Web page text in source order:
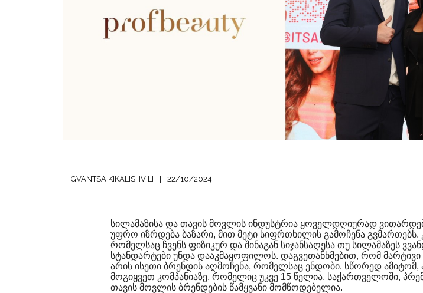
GVANTSA KIKALISHVILI 22/10/2024
სილამაზისა და თავის მოვლის ინდუსტრია ყოველდღიურად
უფრო იზრდება ბაზარი, მით მეტი სიფრთხილის გამოჩენა გვმართებს.
რომელსაც ჩვენს ფიზიკურ და შინაგან სიჯანსაღესა თუ სილამაზეს
სტანდარტები უნდა დააკმაყოფილოს. დაგვეთანხმებით, რომ
არის ისეთი ბრენდის აღმოჩენა, რომელსაც ენდობი. სწორედ ამიტომ,
მოგიყვეთ კომპანიაზე, რომელიც უკვე 15 წელია, საქართველოში,
თავის მოვლის ბრენდების წამყვანი მომწოდებელია.